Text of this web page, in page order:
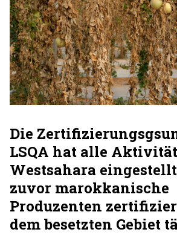
Die
LSQA hat alle
Westsahara
zuvor marokkanische
Produzenten
dem besetzten Gebiet